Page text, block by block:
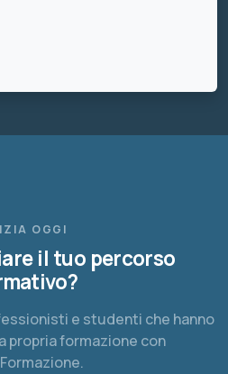
OGGI
il tuo percorso
e studenti che hanno
propria formazione con